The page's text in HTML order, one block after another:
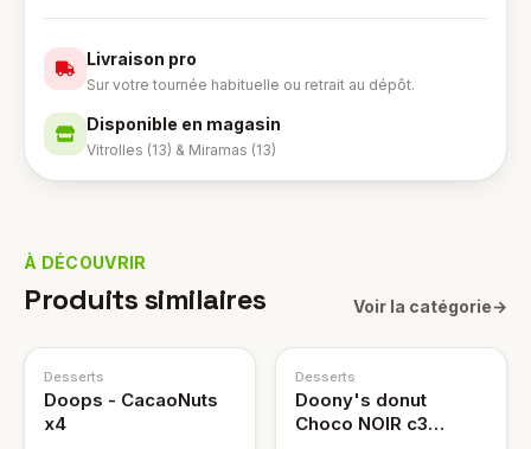
Livraison pro
Sur votre tournée habituelle ou retrait au dépôt.
Disponible en magasin
Vitrolles (13) & Miramas (13)
À DÉCOUVRIR
Produits similaires Voir la catégorie→
Desserts
Doops - CacaoNuts
x4
Desserts
Doony's donut
Choco NOIR c3